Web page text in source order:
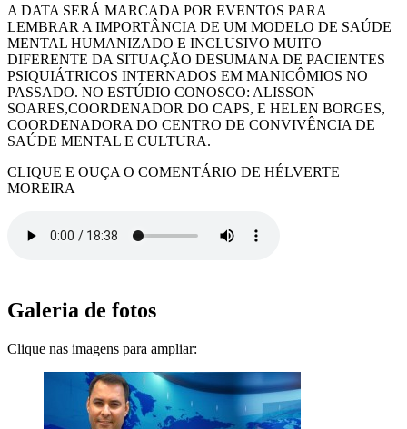
A DATA SERÁ MARCADA POR EVENTOS PARA
LEMBRAR A IMPORTÂNCIA DE UM MODELO DE SAÚDE
MENTAL HUMANIZADO E INCLUSIVO MUITO
DIFERENTE DA SITUAÇÃO DESUMANA DE PACIENTES
PSIQUIÁTRICOS INTERNADOS EM MANICÔMIOS NO
PASSADO. NO ESTÚDIO CONOSCO: ALISSON
SOARES,COORDENADOR DO CAPS, E HELEN BORGES,
COORDENADORA DO CENTRO DE CONVIVÊNCIA DE
SAÚDE MENTAL E CULTURA.
CLIQUE E OUÇA O COMENTÁRIO DE HÉLVERTE
MOREIRA
Galeria de fotos
Clique nas imagens para ampliar: